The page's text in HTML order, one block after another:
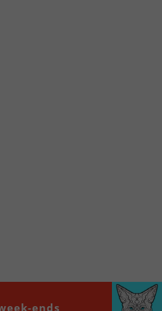
accessibles en un clic!
ends